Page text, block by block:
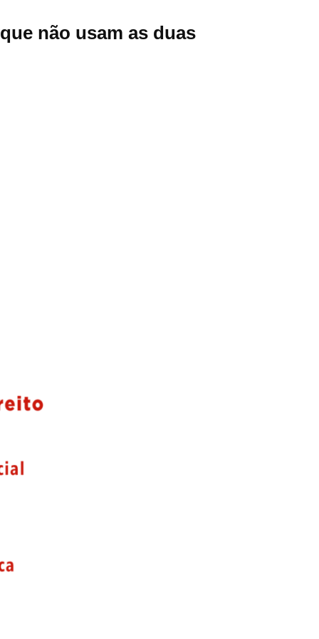
não usam as duas